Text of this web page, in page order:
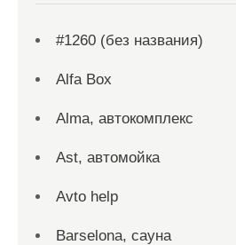
#1260 (без названия)
Alfa Box
Alma, автокомплекс
Ast, автомойка
Avto help
Barselona, сауна